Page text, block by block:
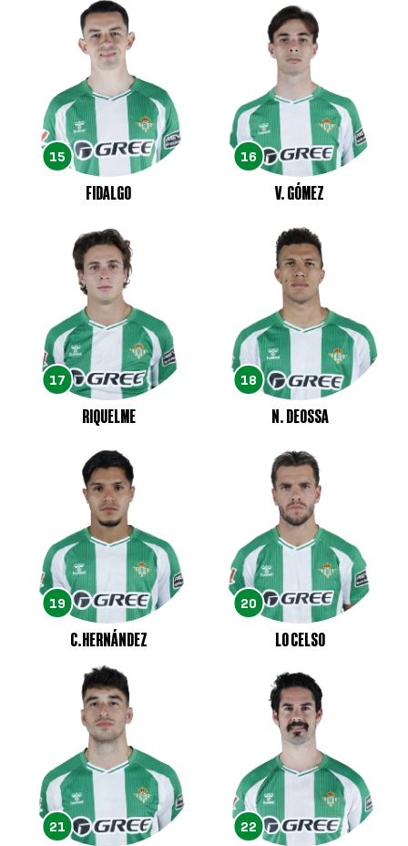
15
FIDALGO
16
V. GÓMEZ
17
RIQUELME
18
N. DEOSSA
19
C.HERNÁNDEZ
20
LO CELSO
21 22